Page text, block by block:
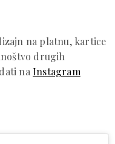
na platnu, kartice
drugih
na Instagram